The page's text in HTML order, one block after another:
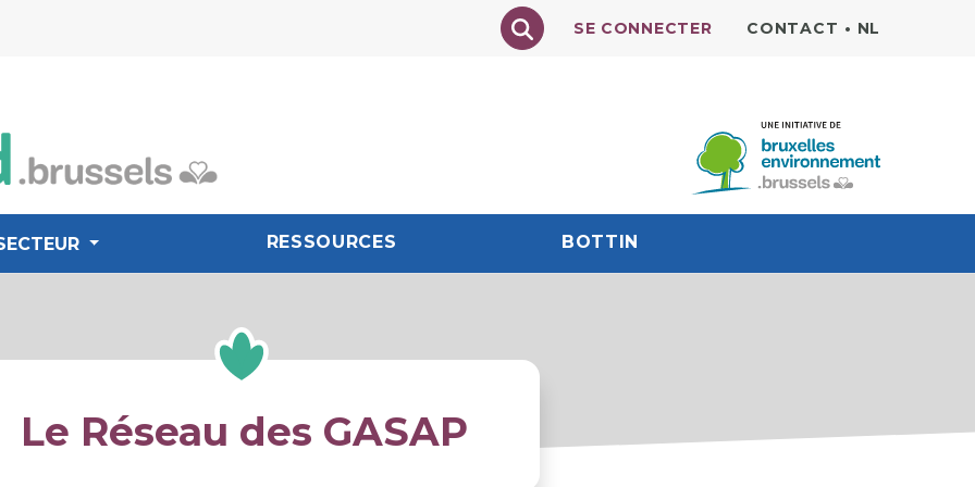
Texte à rechercher
SE CONNECTER CONTACT • NL
RESSOURCES BOTTIN
Le Réseau des GASAP